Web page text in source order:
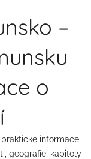
–
o
praktické informace
geografie, kapitoly